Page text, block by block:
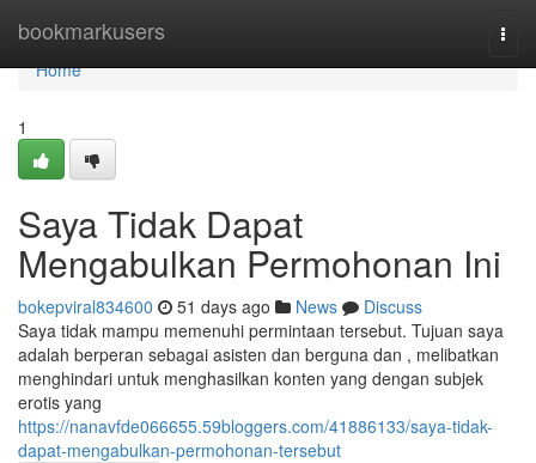
bookmarkusers
Home
Home
1
Saya Tidak Dapat
Mengabulkan Permohonan Ini
bokepviral834600 51 days ago News
Discuss
Saya tidak mampu memenuhi permintaan tersebut. Tujuan saya
adalah berperan sebagai asisten dan berguna dan , melibatkan
menghindari untuk menghasilkan konten yang dengan subjek
erotis yang
https://nanavfde066655.59bloggers.com/41886133/saya-tidak-
dapat-mengabulkan-permohonan-tersebut